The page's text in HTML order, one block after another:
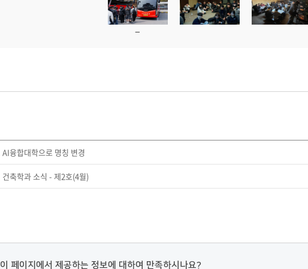
AI융합대학으로 명칭 변경
건축학과 소식 - 제2호(4월)
이 페이지에서 제공하는 정보에 대하여 만족하시나요?